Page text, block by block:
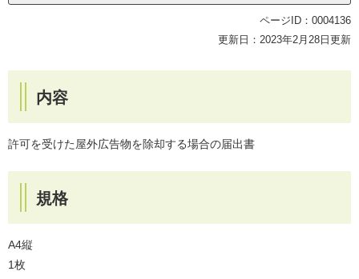
ページID：0004136
更新日：2023年2月28日更新
内容
許可を受けた屋外広告物を除却する場合の届出書
規格
A4縦
1枚